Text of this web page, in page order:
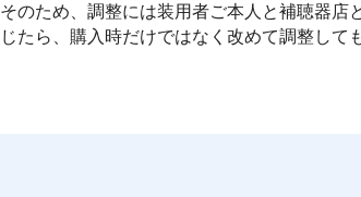
そのため、調整には装用者ご本人と補聴器店
じたら、購入時だけではなく改めて調整して